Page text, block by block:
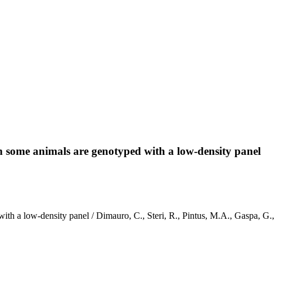
animals are genotyped with a low-density panel
a low-density panel / Dimauro, C., Steri, R., Pintus, M.A., Gaspa, G.,